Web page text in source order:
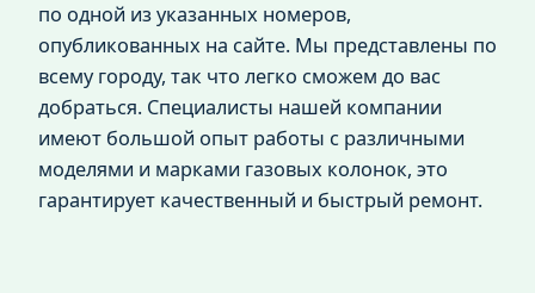
по одной из указанных номеров,
опубликованных на сайте. Мы представлены по
всему городу, так что легко сможем до вас
добраться. Специалисты нашей компании
имеют большой опыт работы с различными
моделями и марками газовых колонок, это
гарантирует качественный и быстрый ремонт.